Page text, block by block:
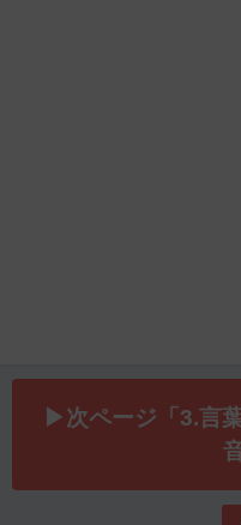
▶次ページ「3.言